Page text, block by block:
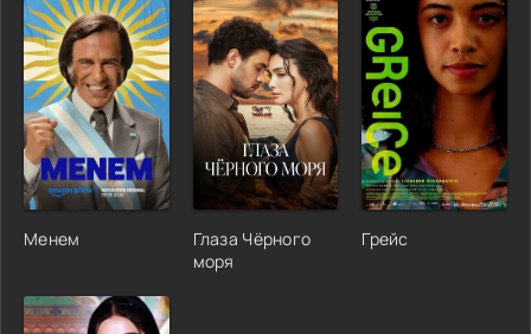
Менем
Глаза Чёрного
моря
Грейс